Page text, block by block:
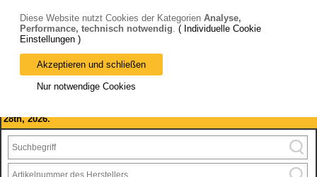
Bitte beachten Sie: wir machen Betriebsferien, vom 03. bis 28.
August 2026 haben wir geschlossen.
28th, 2026.
Diese Website nutzt Cookies der Kategorien Analyse,
Performance, technisch notwendig. ( Individuelle Cookie
Einstellungen )
Akzeptieren und schließen
Nur notwendige Cookies